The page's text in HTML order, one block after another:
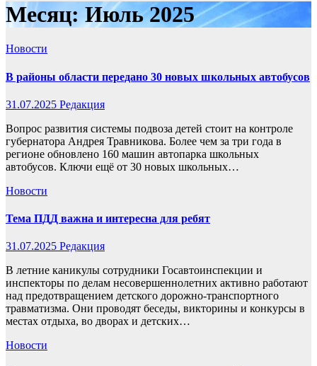
Месяц:Июль 2025
Новости
В районы области передано 30 новых школьных автобусов
31.07.2025 Редакция
Вопрос развития системы подвоза детей стоит на контроле
губернатора Андрея Травникова. Более чем за три года в
регионе обновлено 160 машин автопарка школьных
автобусов. Ключи ещё от 30 новых школьных…
Новости
Тема ПДД важна и интересна для ребят
31.07.2025 Редакция
В летние каникулы сотрудники Госавтоинспекции и
инспекторы по делам несовершеннолетних активно работают
над предотвращением детского дорожно-транспортного
травматизма. Они проводят беседы, викторины и конкурсы в
местах отдыха, во дворах и детских…
Новости